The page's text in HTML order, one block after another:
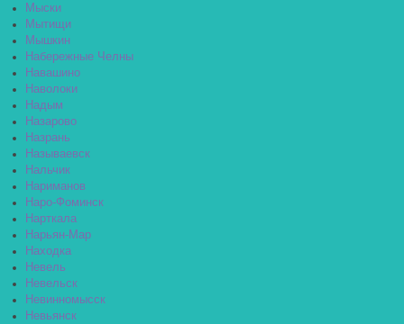
Мыски
Мытищи
Мышкин
Набережные Челны
Навашино
Наволоки
Надым
Назарово
Назрань
Называевск
Нальчик
Нариманов
Наро-Фоминск
Нарткала
Нарьян-Мар
Находка
Невель
Невельск
Невинномысск
Невьянск